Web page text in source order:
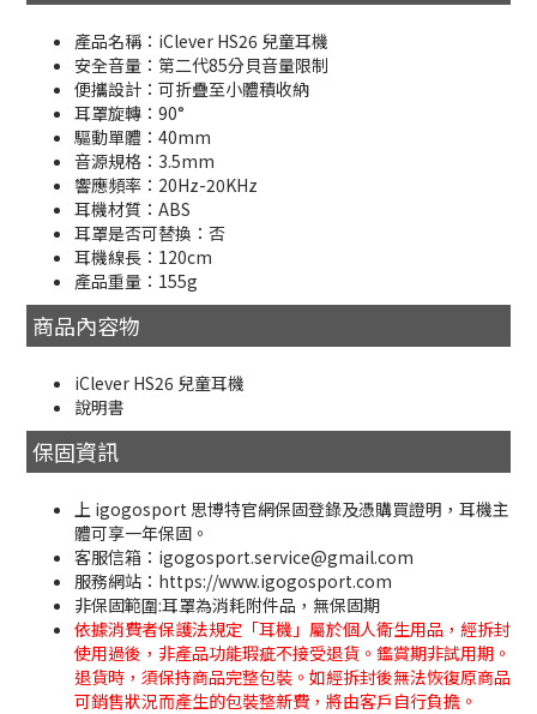
產品名稱：iClever HS26 兒童耳機
安全音量：第二代85分貝音量限制
便攜設計：可折疊至小體積收納
耳罩旋轉：90°
驅動單體：40mm
音源規格：3.5mm
響應頻率：20Hz-20KHz
耳機材質：ABS
耳罩是否可替換：否
耳機線長：120cm
產品重量：155g
商品內容物
iClever HS26 兒童耳機
說明書
保固資訊
上 igogosport 思博特官網保固登錄及憑購買證明，耳機主
體可享一年保固。
客服信箱：igogosport.service@gmail.com
服務網站：https://www.igogosport.com
非保固範圍:耳罩為消耗附件品，無保固期
依據消費者保護法規定「耳機」屬於個人衛生用品，經拆封
使用過後，非產品功能瑕疵不接受退貨。鑑賞期非試用期。
退貨時，須保持商品完整包裝。如經拆封後無法恢復原商品
可銷售狀況而產生的包裝整新費，將由客戶自行負擔。